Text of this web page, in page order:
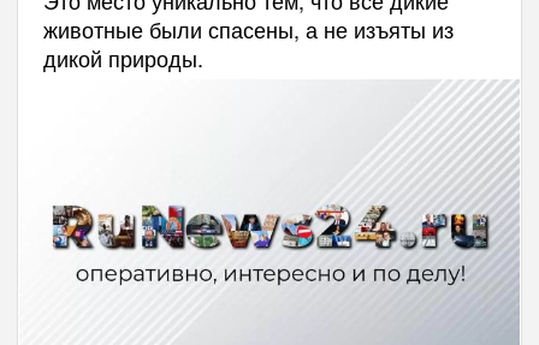
животные были спасены, а не изъяты из
дикой природы.